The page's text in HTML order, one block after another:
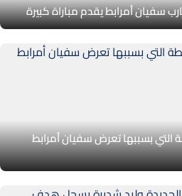
أمرابط يقدم مباراة كبيرة
بسببها تعرض سفيان أمرابط